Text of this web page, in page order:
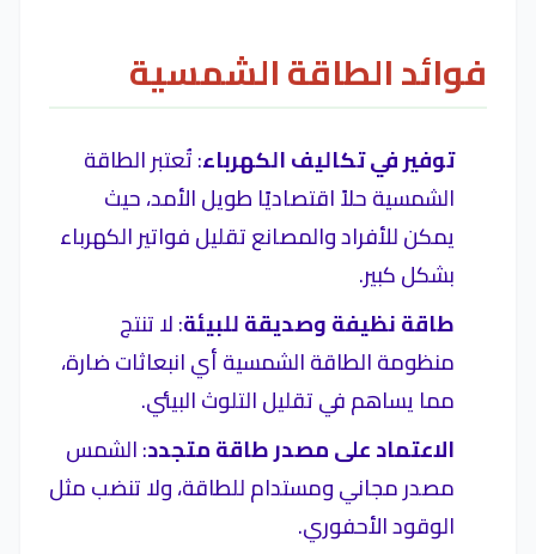
فوائد الطاقة الشمسية
توفير في تكاليف الكهرباء: تُعتبر الطاقة
الشمسية حلاً اقتصاديًا طويل الأمد، حيث
يمكن للأفراد والمصانع تقليل فواتير الكهرباء
بشكل كبير.
طاقة نظيفة وصديقة للبيئة: لا تنتج
منظومة الطاقة الشمسية أي انبعاثات ضارة،
مما يساهم في تقليل التلوث البيئي.
الاعتماد على مصدر طاقة متجدد: الشمس
مصدر مجاني ومستدام للطاقة، ولا تنضب مثل
الوقود الأحفوري.